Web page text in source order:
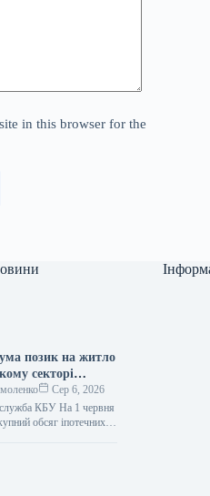
in this browser for the
позик на житло
секторі
гривень.
Сер 6, 2026
КБУ На 1 червня
обсяг іпотечних